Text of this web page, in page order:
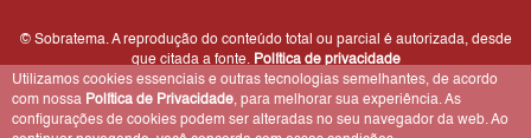
© Sobratema. A reprodução do conteúdo total ou parcial é autorizada, desde
que citada a fonte. Política de privacidade
Utilizamos cookies essenciais e outras tecnologias semelhantes, de acordo
com nossa Política de Privacidade, para melhorar sua experiência. As
configurações de cookies podem ser alteradas no seu navegador da web. Ao